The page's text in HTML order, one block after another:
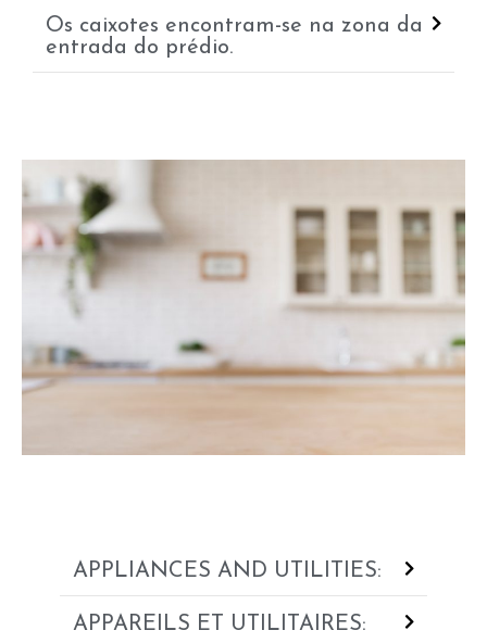
Os caixotes encontram-se na zona da
entrada do prédio.
APPLIANCES AND UTILITIES:
APPAREILS ET UTILITAIRES: